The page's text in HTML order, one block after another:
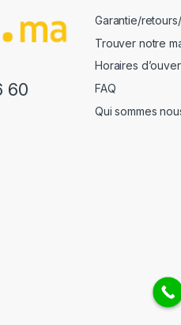
60
Garantie/
Trouver notre
Horaires
FAQ
Qui sommes